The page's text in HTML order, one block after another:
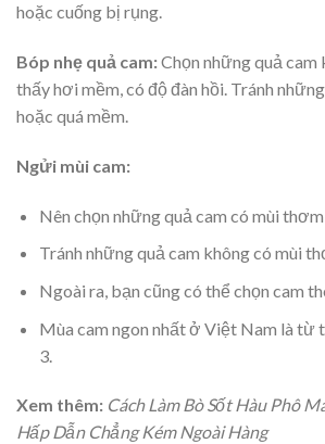
hoặc cuống bị rụng.
Bóp nhẹ quả cam:Chọn những quả cam
thấy hơi mềm, có độ đàn hồi. Tránh
hoặc quá mềm.
Ngửi mùi cam:
Nên chọn những quả cam có mùi
Tránh những quả cam không có mùi
Ngoài ra, bạn cũng có thể chọn cam
Mùa cam ngon nhất ở Việt Nam là từ
3.
Xem thêm: Cách Làm Bò Sốt Hàu Phô
Hấp Dẫn Chẳng Kém Ngoài Hàng